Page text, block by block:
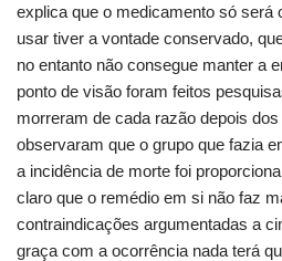
explica que o medicamento só será
usar tiver a vontade conservado,
no entanto não consegue manter a
ponto de visão foram feitos
morreram de cada razão depois
observaram que o grupo que fazia
a incidência de morte foi
claro que o remédio em si não faz
contraindicações argumentadas a
graça com a ocorrência nada terá